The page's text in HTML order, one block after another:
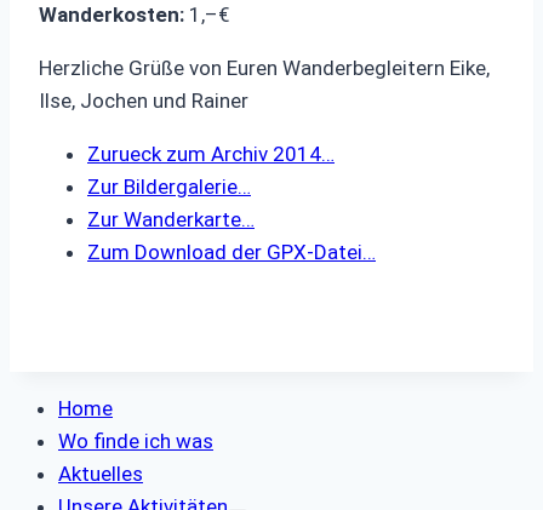
Wanderkosten: 1,–€
Herzliche Grüße von Euren Wanderbegleitern Eike,
Ilse, Jochen und Rainer
Zurueck zum Archiv 2014…
Zur Bildergalerie…
Zur Wanderkarte…
Zum Download der GPX-Datei…
Home
Wo finde ich was
Aktuelles